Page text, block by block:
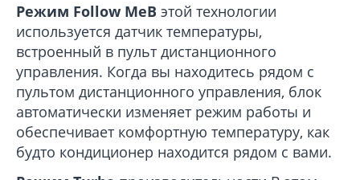
Режим Follow MeВ этой технологии
используется датчик температуры,
встроенный в пульт дистанционного
управления. Когда вы находитесь рядом с
пультом дистанционного управления, блок
автоматически изменяет режим работы и
обеспечивает комфортную температуру, как
будто кондиционер находится рядом с вами.